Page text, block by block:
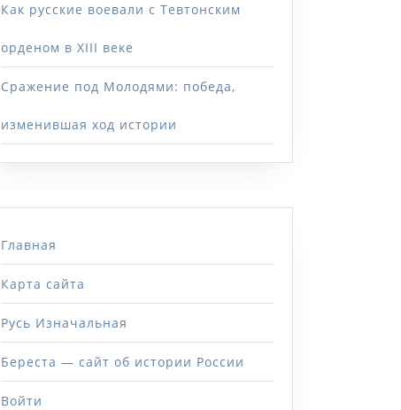
Как русские воевали с Тевтонским
орденом в XIII веке
Сражение под Молодями: победа,
изменившая ход истории
Главная
Карта сайта
Русь Изначальная
Береста — сайт об истории России
Войти